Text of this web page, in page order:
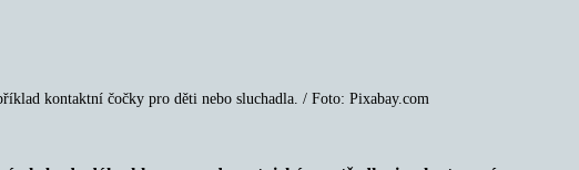
kontaktní čočky pro děti nebo sluchadla. / Foto: Pixabay.com